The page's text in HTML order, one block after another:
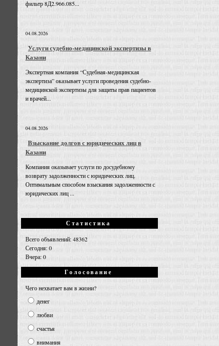
фильтр 8Д2.966.085...
04.08.2026
Услуги судебно-медицинской экспертизы в
Казани
Экспертная компания “Судебная-медицинская
экспертиза” оказывает услуги проведения судебно-
медицинской экспертизы для защиты прав пациентов
и врачей...
04.08.2026
Взыскание долгов с юридических лиц в
Казани
Компания оказывает услуги по досудебному
возврату задолженности с юридических лиц.
Оптимальным способом взыскания задолженности с
юридических лиц ...
Статистика
Всего объявлений: 48362
Сегодня: 0
Вчера: 0
Голосование
Чего нехватает вам в жизни?
денег
любви
счастья
внимания